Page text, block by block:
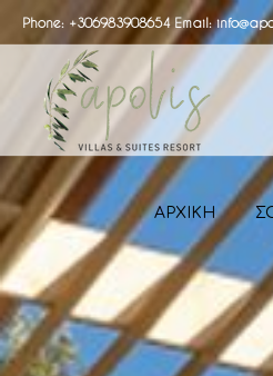
Phone: +306983908654 Email:
ΑΡΧΙΚΗ